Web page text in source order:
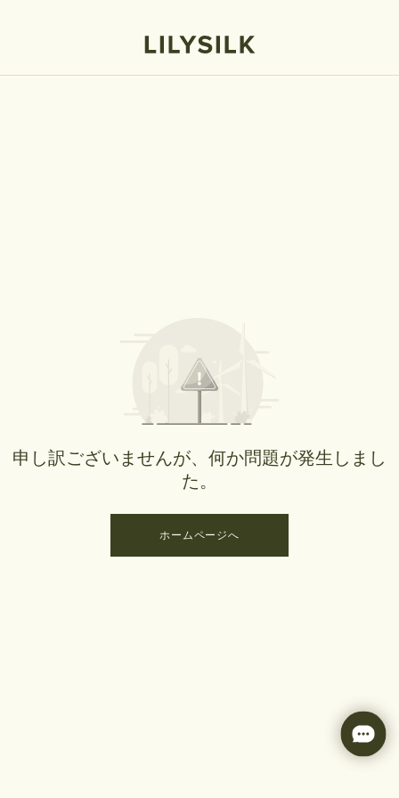
申し訳ございませんが、何か問題が発生しまし
た。
ホームページへ